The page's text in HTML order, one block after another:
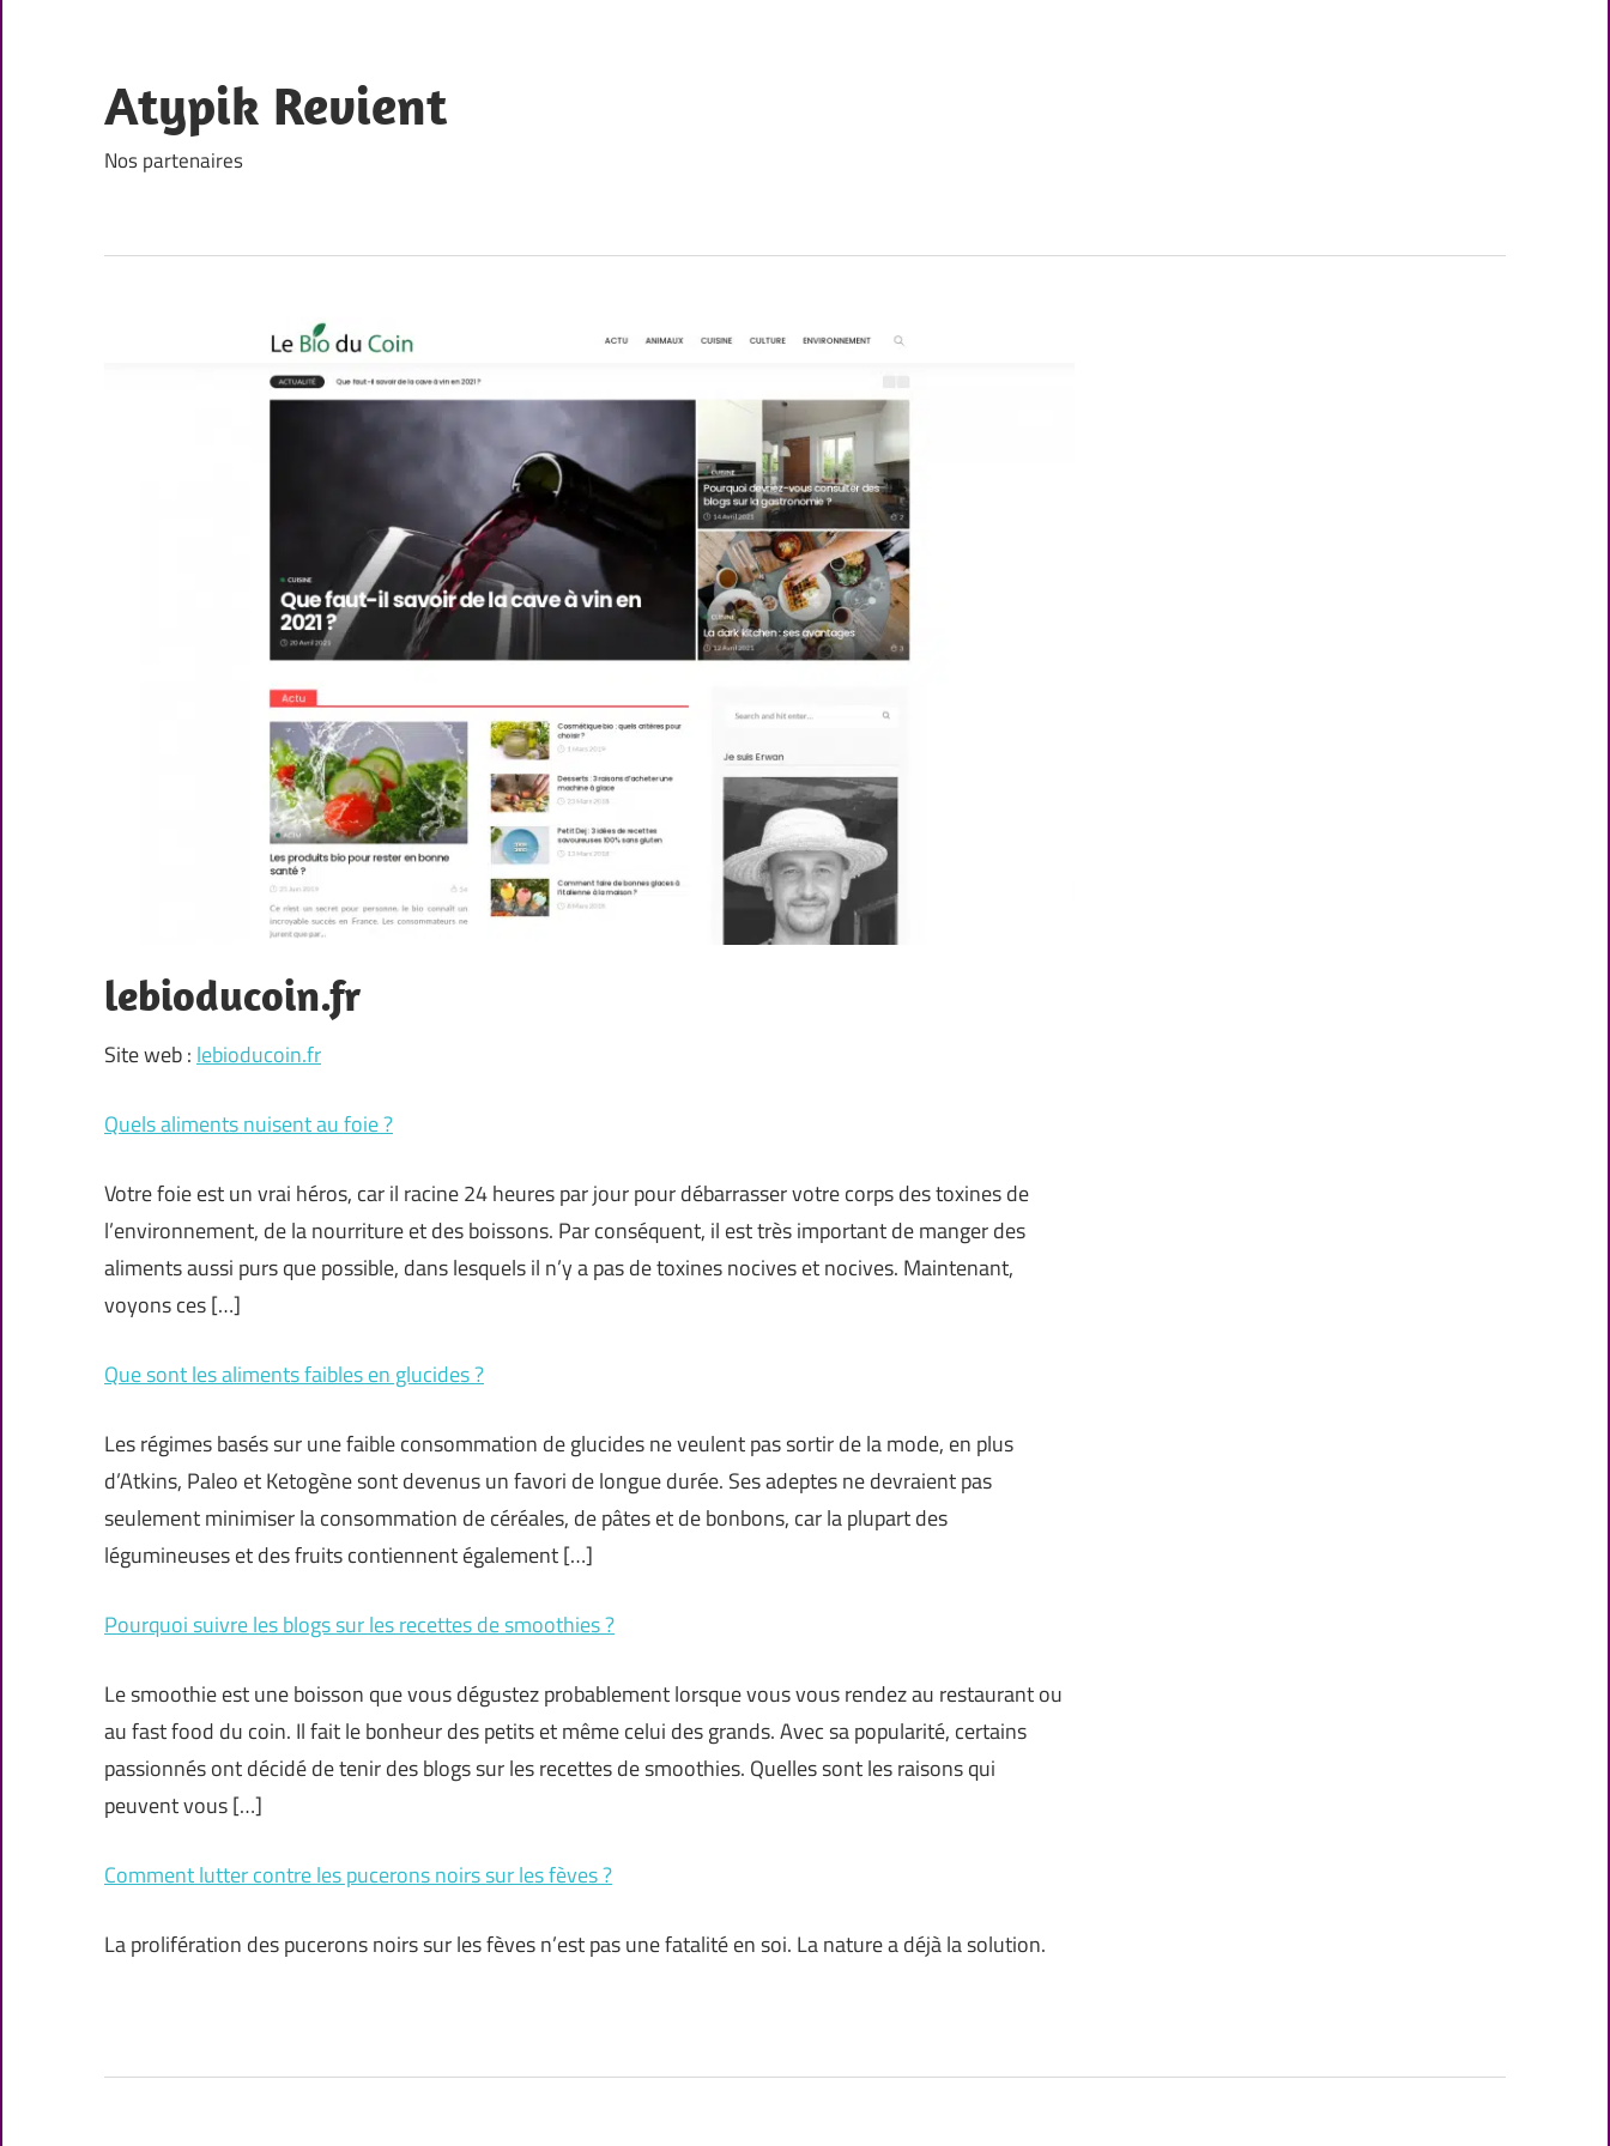
content
Atypik Revient
Nos partenaires
lebioducoin.fr
Site web : lebioducoin.fr
Quels aliments nuisent au foie ?
Votre foie est un vrai héros, car il racine 24 heures par jour pour débarrasser votre corps des toxines de
l’environnement, de la nourriture et des boissons. Par conséquent, il est très important de manger des
aliments aussi purs que possible, dans lesquels il n’y a pas de toxines nocives et nocives. Maintenant,
voyons ces […]
Que sont les aliments faibles en glucides ?
Les régimes basés sur une faible consommation de glucides ne veulent pas sortir de la mode, en plus
d’Atkins, Paleo et Ketogène sont devenus un favori de longue durée. Ses adeptes ne devraient pas
seulement minimiser la consommation de céréales, de pâtes et de bonbons, car la plupart des
légumineuses et des fruits contiennent également […]
Pourquoi suivre les blogs sur les recettes de smoothies ?
Le smoothie est une boisson que vous dégustez probablement lorsque vous vous rendez au restaurant ou
au fast food du coin. Il fait le bonheur des petits et même celui des grands. Avec sa popularité, certains
passionnés ont décidé de tenir des blogs sur les recettes de smoothies. Quelles sont les raisons qui
peuvent vous […]
Comment lutter contre les pucerons noirs sur les fèves ?
La prolifération des pucerons noirs sur les fèves n’est pas une fatalité en soi. La nature a déjà la solution.